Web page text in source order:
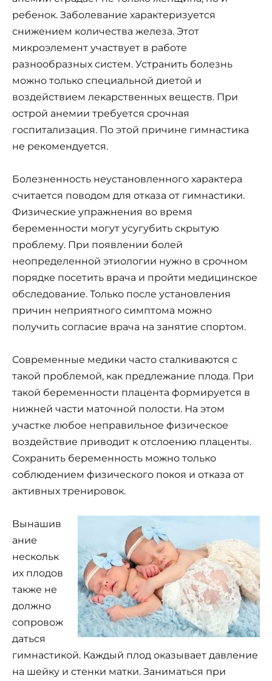
ребенок. Заболевание характеризуется
снижением количества железа. Этот
микроэлемент участвует в работе
разнообразных систем. Устранить болезнь
можно только специальной диетой и
воздействием лекарственных веществ. При
острой анемии требуется срочная
госпитализация. По этой причине гимнастика
не рекомендуется.
Болезненность неустановленного характера
считается поводом для отказа от гимнастики.
Физические упражнения во время
беременности могут усугубить скрытую
проблему. При появлении болей
неопределенной этиологии нужно в срочном
порядке посетить врача и пройти медицинское
обследование. Только после установления
причин неприятного симптома можно
получить согласие врача на занятие спортом.
Современные медики часто сталкиваются с
такой проблемой, как предлежание плода. При
такой беременности плацента формируется в
нижней части маточной полости. На этом
участке любое неправильное физическое
воздействие приводит к отслоению плаценты.
Сохранить беременность можно только
соблюдением физического покоя и отказа от
активных тренировок.
Вынашив
ание
нескольк
их плодов
также не
должно
сопровож
даться
гимнастикой. Каждый плод оказывает давление
на шейку и стенки матки. Заниматься при